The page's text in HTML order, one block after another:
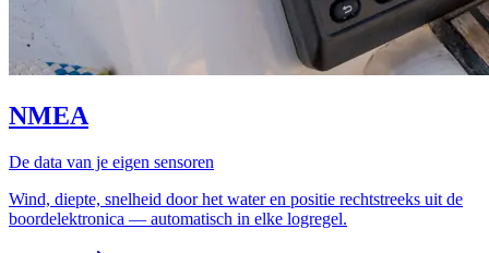
NMEA
De data van je eigen sensoren
Wind, diepte, snelheid door het water en positie rechtstreeks uit de
boordelektronica — automatisch in elke logregel.